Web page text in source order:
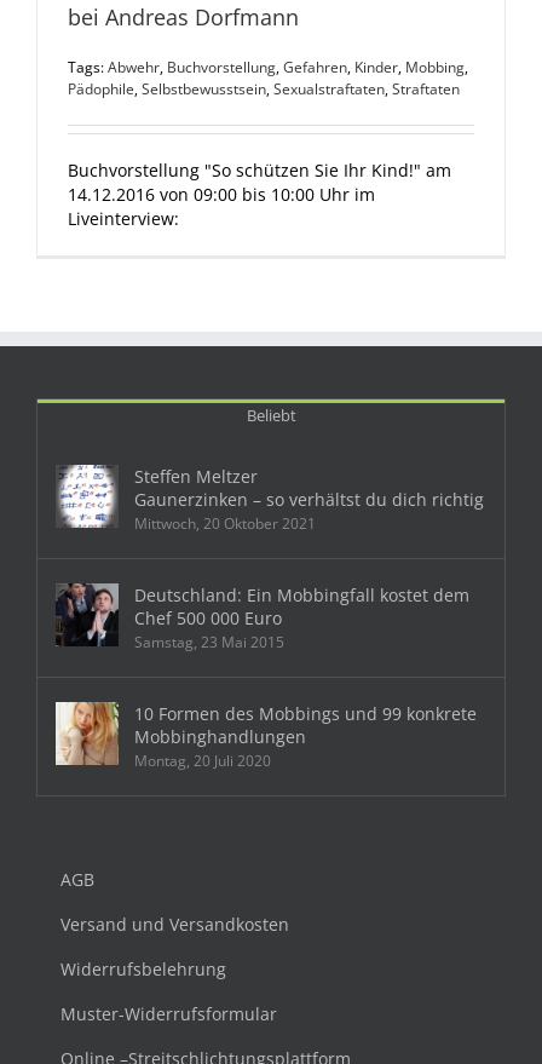
bei Andreas Dorfmann
Tags:Abwehr, Buchvorstellung,Gefahren, Kinder, Mobbing,
Pädophile,Selbstbewusstsein,Sexualstraftaten,Straftaten
Buchvorstellung "So schützen Sie Ihr Kind!" am
14.12.2016 von 09:00 bis 10:00 Uhr im
Liveinterview:
Beliebt
Steffen Meltzer
Gaunerzinken – so verhältst du dich richtig
Mittwoch, 20 Oktober 2021
Deutschland: Ein Mobbingfall kostet dem
Chef 500 000 Euro
Samstag, 23 Mai 2015
10 Formen des Mobbings und 99 konkrete
Mobbinghandlungen
Montag, 20 Juli 2020
AGB
Versand und Versandkosten
Widerrufsbelehrung
Muster-Widerrufsformular
Online –Streitschlichtungsplattform